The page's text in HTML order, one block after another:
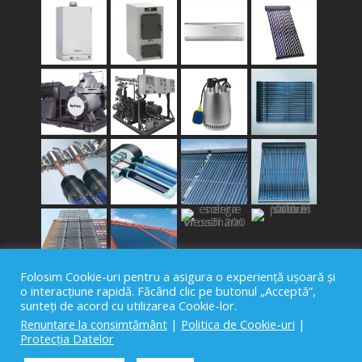
Folosim Cookie-uri pentru a asigura o experiență ușoară și
o interacțiune rapidă. Făcând clic pe butonul „Acceptă”,
sunteți de acord cu utilizarea Cookie-lor.
Renunțare la consimțământ | Politica de Cookie-uri |
Protecția Datelor